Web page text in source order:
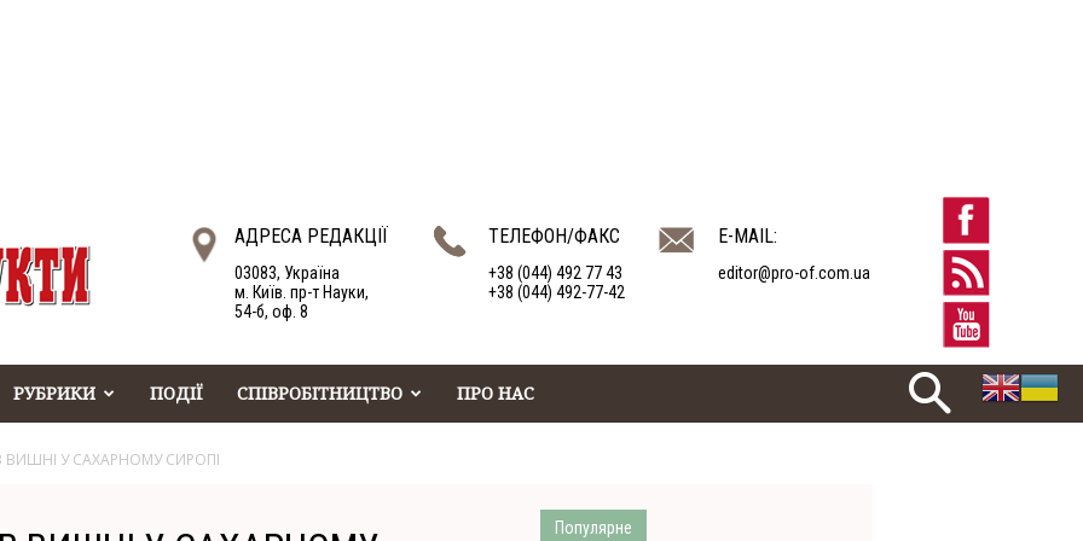
АДРЕСА РЕДАКЦІЇ
03083, Україна
м. Київ. пр-т Науки,
54-б, оф. 8
ТЕЛЕФОН/ФАКС
+38 (044) 492 77 43
+38 (044) 492-77-42
E-MAIL:
editor@pro-of.com.ua
РУБРИКИ ПОДІЇ СПІВРОБІТНИЦТВО ПРО НАС
У САХАРНОМУ СИРОПІ
Популярне